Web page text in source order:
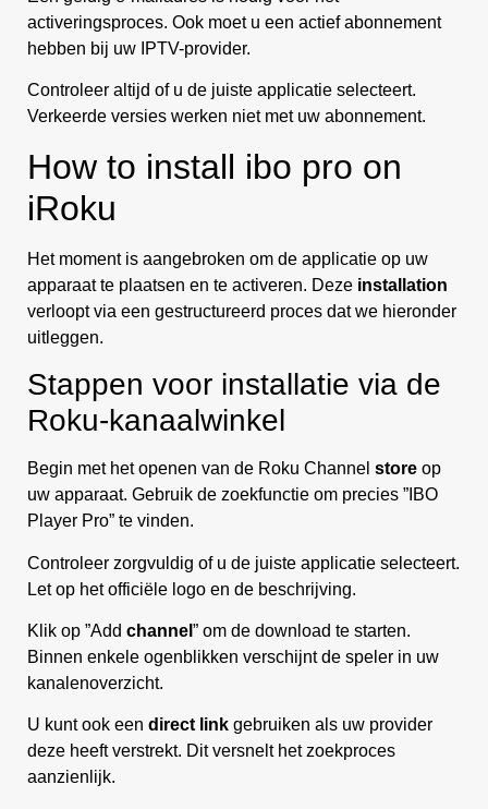
activeringsproces. Ook moet u een actief abonnement
hebben bij uw IPTV-provider.
Controleer altijd of u de juiste applicatie selecteert.
Verkeerde versies werken niet met uw abonnement.
How to install ibo pro on
iRoku
Het moment is aangebroken om de applicatie op uw
apparaat te plaatsen en te activeren. Deze installation
verloopt via een gestructureerd proces dat we hieronder
uitleggen.
Stappen voor installatie via de
Roku-kanaalwinkel
Begin met het openen van de Roku Channel store op
uw apparaat. Gebruik de zoekfunctie om precies ”IBO
Player Pro” te vinden.
Controleer zorgvuldig of u de juiste applicatie selecteert.
Let op het officiële logo en de beschrijving.
Klik op ”Add channel ” om de download te starten.
Binnen enkele ogenblikken verschijnt de speler in uw
kanalenoverzicht.
U kunt ook een direct link gebruiken als uw provider
deze heeft verstrekt. Dit versnelt het zoekproces
aanzienlijk.